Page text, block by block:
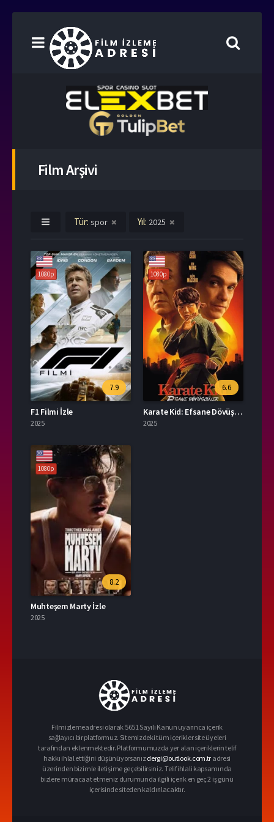
Film Arşivi
Tür: spor Yıl: 2025
1080p
7.9
F1 Filmi İzle
2025
1080p
6.6
Karate Kid: Efsane Dövüşçüler İzle
2025
1080p
8.2
Muhteşem Marty İzle
2025
Filmizlemeadresi olarak 5651 Sayılı Kanun uyarınca içerik
sağlayıcı bir platformuz. Sitemizdeki tüm içerikler site üyeleri
tarafından eklenmektedir. Platformumuzda yer alan içeriklerin telif
hakkı ihlal ettiğini düşünüyorsanızdergi@outlook.com.tr adresi
üzerinden bizimle iletişime geçebilirsiniz. Telif ihlali kapsamında
bizlere müracaat etmeniz durumunda ilgili içerik en geç 2 iş günü
içerisinde siteden kaldırılacaktır.